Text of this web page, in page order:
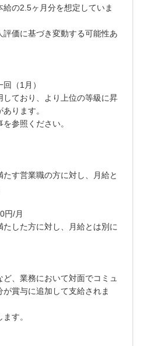
の2.5ヶ月分を想定していま
評価に基づき変動する可能性あ
（1月）
ており、より上位の等級に昇
ります。
参照ください。
す営業職の方に対し、月給と
円/月
した方に対し、月給とは別に
、業務において対面でコミュ
賞与に追加して支給されま
す。